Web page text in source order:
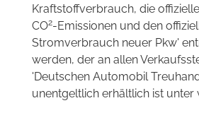
Kraftstoffverbrauch, die
CO2-Emissionen und den
Stromverbrauch neuer Pkw'
werden, der an allen
'Deutschen Automobil
unentgeltlich erhältlich ist unter